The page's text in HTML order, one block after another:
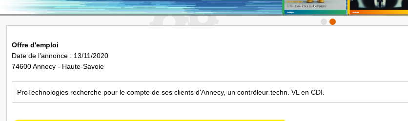
Offre d'emploi
Date de l'annonce : 13/11/2020
74600 Annecy - Haute-Savoie
ProTechnologies recherche pour le compte de ses clients d'Annecy, un contrôleur techn. VL en CDI.